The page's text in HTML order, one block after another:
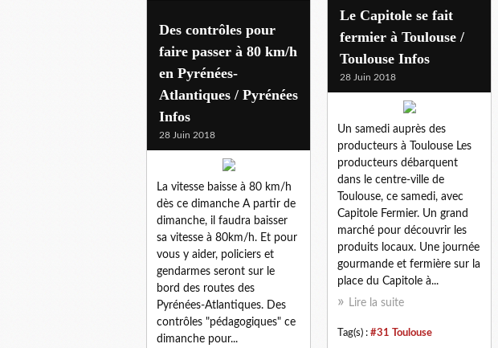
Le Capitole se fait
fermier à Toulouse /
Toulouse Infos
28 Juin 2018
Un samedi auprès des
producteurs à Toulouse Les
producteurs débarquent
dans le centre-ville de
Toulouse, ce samedi, avec
Capitole Fermier. Un grand
marché pour découvrir les
produits locaux. Une journée
gourmande et fermière sur la
place du Capitole à...
Lire la suite
Tag(s) : #31 Toulouse
Des contrôles pour
faire passer à 80 km/h
en Pyrénées-
Atlantiques / Pyrénées
Infos
28 Juin 2018
La vitesse baisse à 80 km/h
dès ce dimanche A partir de
dimanche, il faudra baisser
sa vitesse à 80km/h. Et pour
vous y aider, policiers et
gendarmes seront sur le
bord des routes des
Pyrénées-Atlantiques. Des
contrôles "pédagogiques" ce
dimanche pour...